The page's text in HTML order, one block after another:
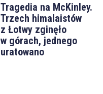
Tragedia na McKinley.
Trzech himalaistów
z Łotwy zginęło
w górach, jednego
uratowano